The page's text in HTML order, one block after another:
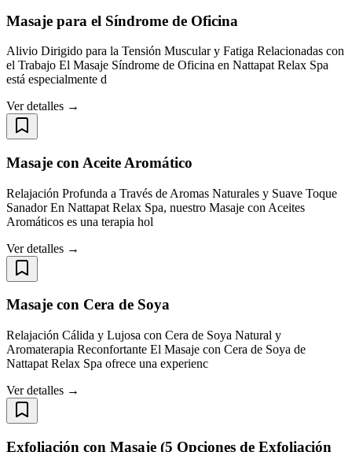
Masaje para el Síndrome de Oficina
Alivio Dirigido para la Tensión Muscular y Fatiga Relacionadas con
el Trabajo El Masaje Síndrome de Oficina en Nattapat Relax Spa
está especialmente d
Ver detalles →
Masaje con Aceite Aromático
Relajación Profunda a Través de Aromas Naturales y Suave Toque
Sanador En Nattapat Relax Spa, nuestro Masaje con Aceites
Aromáticos es una terapia hol
Ver detalles →
Masaje con Cera de Soya
Relajación Cálida y Lujosa con Cera de Soya Natural y
Aromaterapia Reconfortante El Masaje con Cera de Soya de
Nattapat Relax Spa ofrece una experienc
Ver detalles →
Exfoliación con Masaje (5 Opciones de Exfoliación